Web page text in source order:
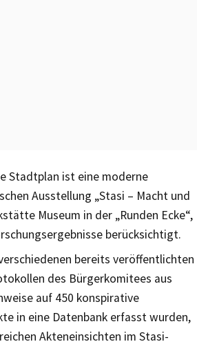
Stadtplan ist eine moderne
Ausstellung „Stasi – Macht und
Museum in der „Runden Ecke“,
berücksichtigt.
bereits veröffentlichten
des Bürgerkomitees aus
auf 450 konspirative
in eine Datenbank erfasst wurden,
Akteneinsichten im Stasi-